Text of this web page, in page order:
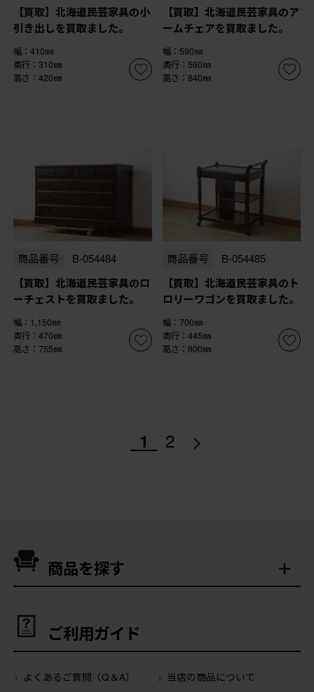
【買取】北海道民芸家具の小
引き出しを買取ました。
幅：410㎜
奥行：310㎜
高さ：420㎜
【買取】北海道民芸家具のア
ームチェアを買取ました。
幅：590㎜
奥行：560㎜
高さ：840㎜
商品番号 B-054484
【買取】北海道民芸家具のロ
ーチェストを買取ました。
幅：1,150㎜
奥行：470㎜
高さ：755㎜
商品番号 B-054485
【買取】北海道民芸家具のト
ロリーワゴンを買取ました。
幅：700㎜
奥行：445㎜
高さ：800㎜
1 2 >
商品を探す
ご利用ガイド
よくあるご質問（Q＆A）
当店の商品について